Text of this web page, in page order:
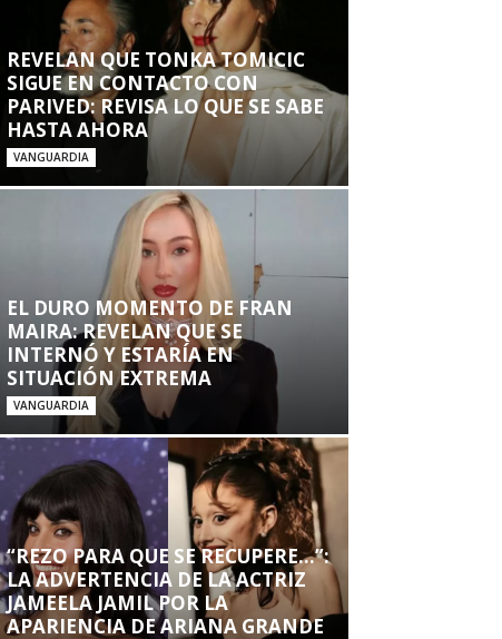
REVELAN QUE TONKA TOMICIC
SIGUE EN CONTACTO CON
PARIVED: REVISA LO QUE SE SABE
HASTA AHORA
VANGUARDIA
EL DURO MOMENTO DE FRAN
MAIRA: REVELAN QUE SE
INTERNÓ Y ESTARÍA EN
SITUACIÓN EXTREMA
VANGUARDIA
“REZO PARA QUE SE RECUPERE…”:
LA ADVERTENCIA DE LA ACTRIZ
JAMEELA JAMIL POR LA
APARIENCIA DE ARIANA GRANDE